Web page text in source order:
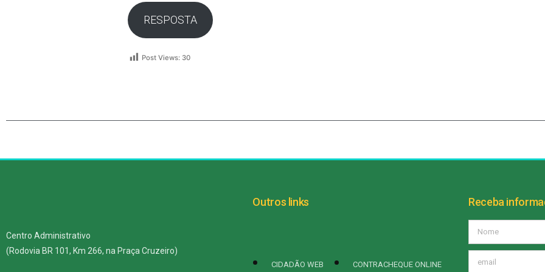
RESPOSTA
Post Views: 30
Centro Administrativo
(Rodovia BR 101, Km 266, na Praça Cruzeiro)
Outros links
CIDADÃO WEB CONTRACHEQUE ONLINE
Receba